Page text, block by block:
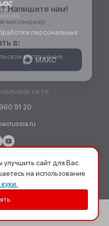
персональных
соглашение
сети
91 20
Напишите нам!
мессенджер:
в:
МАКС
сайт для Вас.
на использование